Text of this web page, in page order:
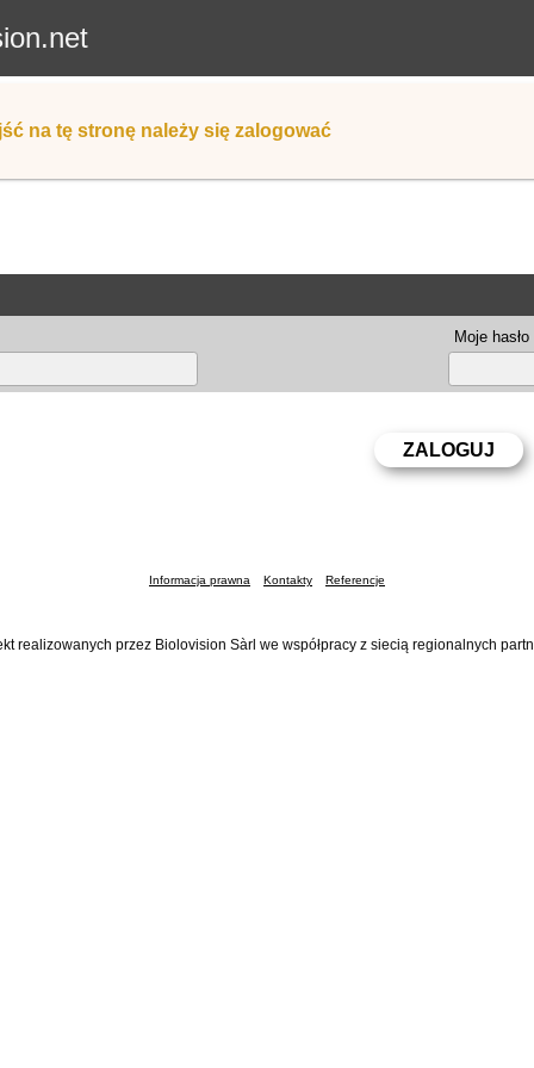
na tę stronę należy się zalogować
Moje hasło
Informacja prawna Kontakty Referencje
realizowanych przez Biolovision Sàrl we współpracy z siecią regionalnych